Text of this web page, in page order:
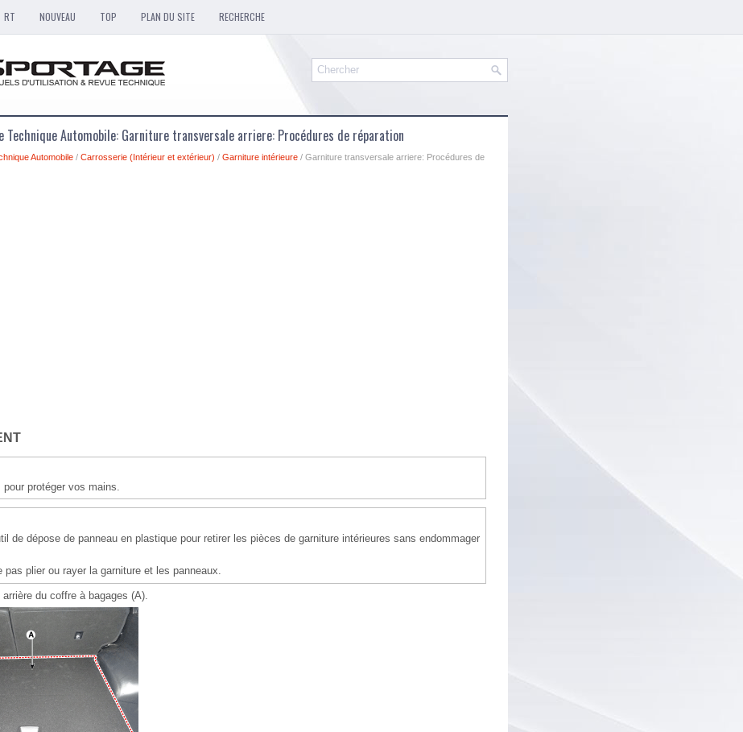
RT NOUVEAU TOP PLAN DU SITE RECHERCHE
Technique Automobile: Garniture transversale arriere: Procédures de réparation
Automobile / Carrosserie (Intérieur et extérieur) / Garniture intérieure / Garniture transversale arriere: Procédures de
pour protéger vos mains.
de dépose de panneau en plastique pour retirer les pièces de garniture intérieures sans endommager
pas plier ou rayer la garniture et les panneaux.
du coffre à bagages (A).